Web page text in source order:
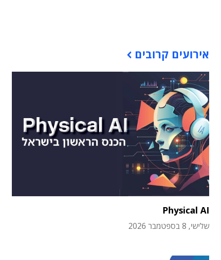
אירועים קרובים
Physical AI
שלישי, 8 בספטמבר 2026